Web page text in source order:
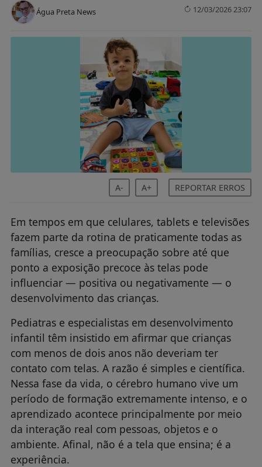
Água Preta News 12/03/2026 23:07
A- A+ REPORTAR ERROS
Em tempos em que celulares, tablets e televisões
fazem parte da rotina de praticamente todas as
famílias, cresce a preocupação sobre até que
ponto a exposição precoce às telas pode
influenciar — positiva ou negativamente — o
desenvolvimento das crianças.
Pediatras e especialistas em desenvolvimento
infantil têm insistido em afirmar que crianças
com menos de dois anos não deveriam ter
contato com telas. A razão é simples e científica.
Nessa fase da vida, o cérebro humano vive um
período de formação extremamente intenso, e o
aprendizado acontece principalmente por meio
da interação real com pessoas, objetos e o
ambiente. Afinal, não é a tela que ensina; é a
experiência.